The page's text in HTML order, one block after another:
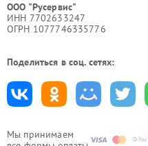
Мы принимаем
ООО "Русервис"
ИНН 7702633247
ОГРН 1077746335776
Поделиться в соц. сетях: